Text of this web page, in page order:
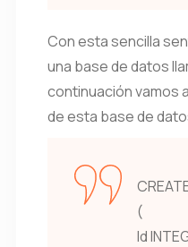
Con esta sencilla
una base de datos
continuación vamos
de esta base de
(
Id